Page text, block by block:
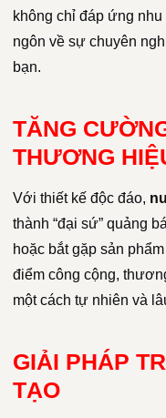
không chỉ đáp ứng
ngôn về sự chuyên
bạn.
TĂNG
THƯƠNG
Với thiết kế độc đáo,
thành “đại sứ” quảng
hoặc bắt gặp sản
điểm công cộng,
một cách tự nhiên và
GIẢI PHÁP
TẠO